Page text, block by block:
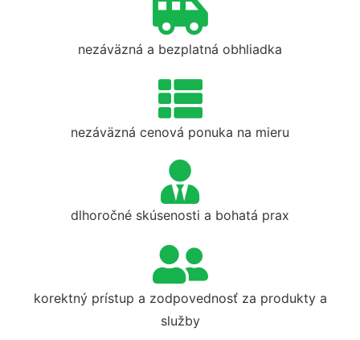
nezáväzná a bezplatná obhliadka
nezáväzná cenová ponuka na mieru
dlhoročné skúsenosti a bohatá prax
korektný prístup a zodpovednosť za produkty a
služby